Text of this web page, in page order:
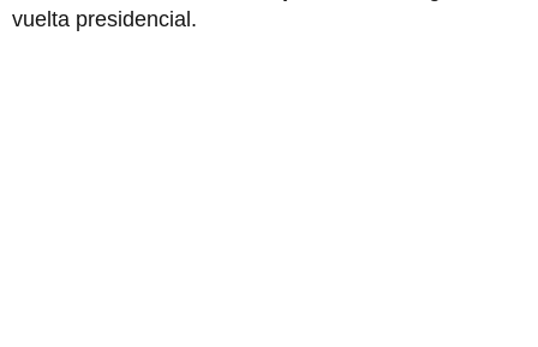
vuelta presidencial.